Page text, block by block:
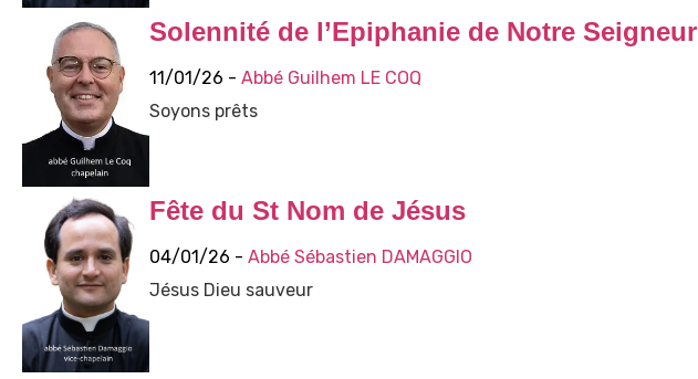
Solennité de l’Epiphanie de Notre Seigneur
11/01/26 - Abbé Guilhem LE COQ
Soyons prêts
Fête du St Nom de Jésus
04/01/26 - Abbé Sébastien DAMAGGIO
Jésus Dieu sauveur